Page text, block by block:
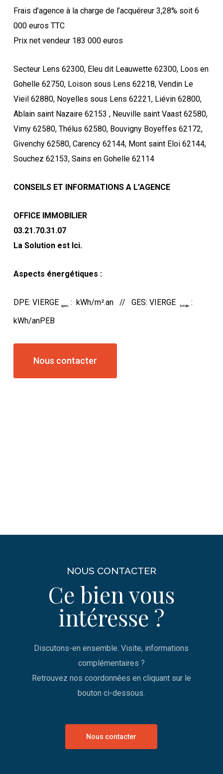
Frais d’agence à la charge de l’acquéreur 3,28% soit 6
000 euros TTC
Prix net vendeur 183 000 euros
Secteur Lens 62300, Eleu dit Leauwette 62300, Loos en
Gohelle 62750, Loison sous Lens 62218, Vendin Le
Vieil 62880, Noyelles sous Lens 62221, Liévin 62800,
Ablain saint Nazaire 62153 , Neuville saint Vaast 62580,
Vimy 62580, Thélus 62580, Bouvigny Boyeffes 62172,
Givenchy 62580, Carency 62144, Mont saint Eloi 62144,
Souchez 62153, Sains en Gohelle 62114
CONSEILS ET INFORMATIONS A L’AGENCE
OFFICE IMMOBILIER
03.21.70.31.07
La Solution est Ici.
Aspects énergétiques :
DPE: VIERGE spec : kWh/m².an // GES: VIERGE totale :
kWh/anPEB
Nous contacter
NOUS CONTACTER
Ce bien vous
intéresse ?
Discutons-en ensemble. Visite, informations
complémentaires ?
Retrouvez nos coordonnées en cliquant sur le
bouton ci-dessous.
Nous contacter